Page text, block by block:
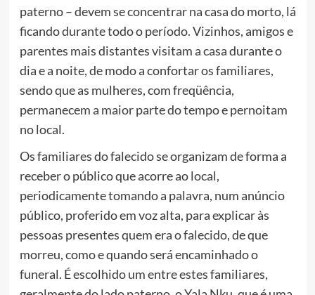
paterno – devem se concentrar na casa do morto, lá
ficando durante todo o período. Vizinhos, amigos e
parentes mais distantes visitam a casa durante o
dia e a noite, de modo a confortar os familiares,
sendo que as mulheres, com freqüência,
permanecem a maior parte do tempo e pernoitam
no local.
Os familiares do falecido se organizam de forma a
receber o público que acorre ao local,
periodicamente tomando a palavra, num anúncio
público, proferido em voz alta, para explicar às
pessoas presentes quem era o falecido, de que
morreu, como e quando será encaminhado o
funeral. É escolhido um entre estes familiares,